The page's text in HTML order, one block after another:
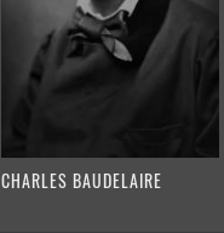
CHARLES BAUDELAIRE